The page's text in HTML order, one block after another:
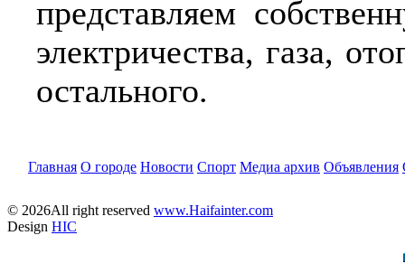
представляем
электричества, газа,
остального.
Главная О городе Новости Спорт Медиа архив Объявления
© 2026All right reserved www.Haifainter.com
Design HIC